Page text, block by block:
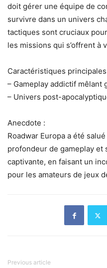
doit gérer une équipe de
survivre dans un univers
tactiques sont cruciaux
les missions qui s’offrent à
Caractéristiques
– Gameplay addictif mêlant
– Univers post-
Anecdote :
Roadwar Europa a été
profondeur de gameplay et
captivante, en faisant un
pour les amateurs de jeux
Previous article